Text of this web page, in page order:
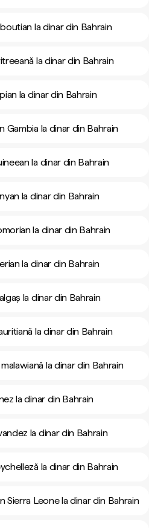
la dinar din Bahrain
la dinar din Bahrain
la dinar din Bahrain
Gambia la dinar din Bahrain
la dinar din Bahrain
la dinar din Bahrain
la dinar din Bahrain
la dinar din Bahrain
la dinar din Bahrain
la dinar din Bahrain
la dinar din Bahrain
la dinar din Bahrain
la dinar din Bahrain
la dinar din Bahrain
Sierra Leone la dinar din Bahrain